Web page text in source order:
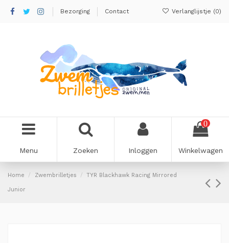
Bezorging Contact Verlanglijstje (0)
Menu Zoeken Inloggen
0
Winkelwagen
Home Zwembrilletjes TYR Blackhawk Racing Mirrored
Junior